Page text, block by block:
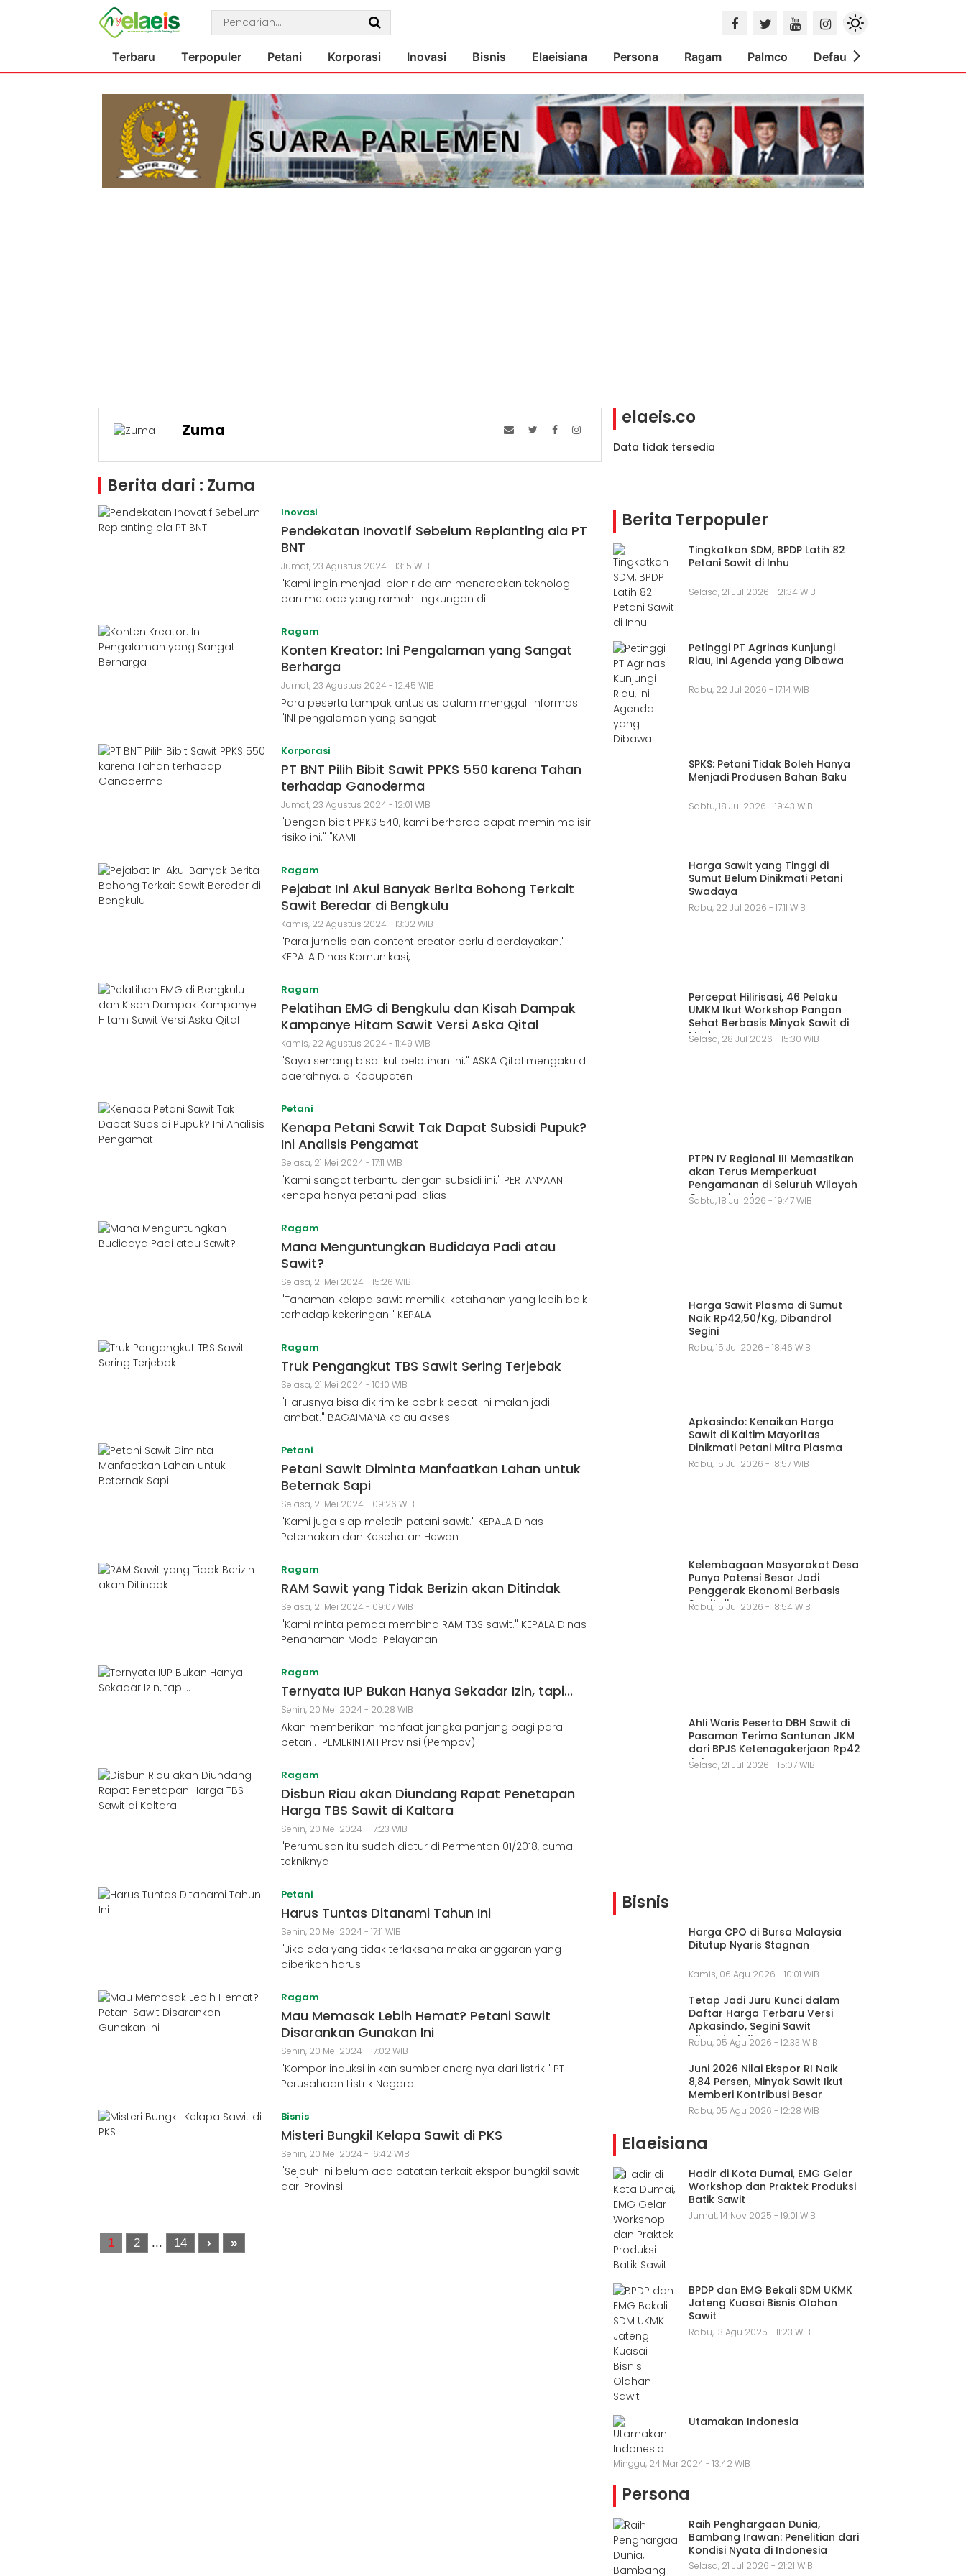
Terbaru Terpopuler Petani Korporasi Inovasi Bisnis Elaeisiana Persona Ragam Palmco Default
Zuma
Berita dari : Zuma
Inovasi
Pendekatan Inovatif Sebelum Replanting ala PT
BNT
Jumat, 23 Agustus 2024 - 13:15 WIB
"Kami ingin menjadi pionir dalam menerapkan teknologi
dan metode yang ramah lingkungan di
Ragam
Konten Kreator: Ini Pengalaman yang Sangat
Berharga
Jumat, 23 Agustus 2024 - 12:45 WIB
Para peserta tampak antusias dalam menggali informasi.
"INI pengalaman yang sangat
Korporasi
PT BNT Pilih Bibit Sawit PPKS 550 karena Tahan
terhadap Ganoderma
Jumat, 23 Agustus 2024 - 12:01 WIB
"Dengan bibit PPKS 540, kami berharap dapat meminimalisir
risiko ini." "KAMI
Ragam
Pejabat Ini Akui Banyak Berita Bohong Terkait
Sawit Beredar di Bengkulu
Kamis, 22 Agustus 2024 - 13:02 WIB
"Para jurnalis dan content creator perlu diberdayakan."
KEPALA Dinas Komunikasi,
Ragam
Pelatihan EMG di Bengkulu dan Kisah Dampak
Kampanye Hitam Sawit Versi Aska Qital
Kamis, 22 Agustus 2024 - 11:49 WIB
"Saya senang bisa ikut pelatihan ini." ASKA Qital mengaku di
daerahnya, di Kabupaten
Petani
Kenapa Petani Sawit Tak Dapat Subsidi Pupuk?
Ini Analisis Pengamat
Selasa, 21 Mei 2024 - 17:11 WIB
"Kami sangat terbantu dengan subsidi ini." PERTANYAAN
kenapa hanya petani padi alias
Ragam
Mana Menguntungkan Budidaya Padi atau
Sawit?
Selasa, 21 Mei 2024 - 15:26 WIB
"Tanaman kelapa sawit memiliki ketahanan yang lebih baik
terhadap kekeringan." KEPALA
Ragam
Truk Pengangkut TBS Sawit Sering Terjebak
Selasa, 21 Mei 2024 - 10:10 WIB
"Harusnya bisa dikirim ke pabrik cepat ini malah jadi
lambat." BAGAIMANA kalau akses
Petani
Petani Sawit Diminta Manfaatkan Lahan untuk
Beternak Sapi
Selasa, 21 Mei 2024 - 09:26 WIB
"Kami juga siap melatih patani sawit." KEPALA Dinas
Peternakan dan Kesehatan Hewan
Ragam
RAM Sawit yang Tidak Berizin akan Ditindak
Selasa, 21 Mei 2024 - 09:07 WIB
"Kami minta pemda membina RAM TBS sawit." KEPALA Dinas
Penanaman Modal Pelayanan
Ragam
Ternyata IUP Bukan Hanya Sekadar Izin, tapi...
Senin, 20 Mei 2024 - 20:28 WIB
Akan memberikan manfaat jangka panjang bagi para
petani. PEMERINTAH Provinsi (Pempov)
Ragam
Disbun Riau akan Diundang Rapat Penetapan
Harga TBS Sawit di Kaltara
Senin, 20 Mei 2024 - 17:23 WIB
"Perumusan itu sudah diatur di Permentan 01/2018, cuma
tekniknya
Petani
Harus Tuntas Ditanami Tahun Ini
Senin, 20 Mei 2024 - 17:11 WIB
"Jika ada yang tidak terlaksana maka anggaran yang
diberikan harus
Ragam
Mau Memasak Lebih Hemat? Petani Sawit
Disarankan Gunakan Ini
Senin, 20 Mei 2024 - 17:02 WIB
"Kompor induksi inikan sumber energinya dari listrik." PT
Perusahaan Listrik Negara
Bisnis
Misteri Bungkil Kelapa Sawit di PKS
Senin, 20 Mei 2024 - 16:42 WIB
"Sejauh ini belum ada catatan terkait ekspor bungkil sawit
dari Provinsi
1 2 ... 14 › »
elaeis.co
Data tidak tersedia
-
Berita Terpopuler
Tingkatkan SDM, BPDP Latih 82
Petani Sawit di Inhu
Selasa, 21 Jul 2026 - 21:34 WIB
Petinggi PT Agrinas Kunjungi
Riau, Ini Agenda yang Dibawa
Rabu, 22 Jul 2026 - 17:14 WIB
SPKS: Petani Tidak Boleh Hanya
Menjadi Produsen Bahan Baku
Sabtu, 18 Jul 2026 - 19:43 WIB
Harga Sawit yang Tinggi di
Sumut Belum Dinikmati Petani
Swadaya
Rabu, 22 Jul 2026 - 17:11 WIB
Percepat Hilirisasi, 46 Pelaku
UMKM Ikut Workshop Pangan
Sehat Berbasis Minyak Sawit di
Medan
Selasa, 28 Jul 2026 - 15:30 WIB
PTPN IV Regional III Memastikan
akan Terus Memperkuat
Pengamanan di Seluruh Wilayah
Operasional
Sabtu, 18 Jul 2026 - 19:47 WIB
Harga Sawit Plasma di Sumut
Naik Rp42,50/Kg, Dibandrol
Segini
Rabu, 15 Jul 2026 - 18:46 WIB
Apkasindo: Kenaikan Harga
Sawit di Kaltim Mayoritas
Dinikmati Petani Mitra Plasma
Rabu, 15 Jul 2026 - 18:57 WIB
Kelembagaan Masyarakat Desa
Punya Potensi Besar Jadi
Penggerak Ekonomi Berbasis
Sawit di
Rabu, 15 Jul 2026 - 18:54 WIB
Ahli Waris Peserta DBH Sawit di
Pasaman Terima Santunan JKM
dari BPJS Ketenagakerjaan Rp42
Juta
Selasa, 21 Jul 2026 - 15:07 WIB
Bisnis
Harga CPO di Bursa Malaysia
Ditutup Nyaris Stagnan
Kamis, 06 Agu 2026 - 10:01 WIB
Tetap Jadi Juru Kunci dalam
Daftar Harga Terbaru Versi
Apkasindo, Segini Sawit
Dibandrol di Banten
Rabu, 05 Agu 2026 - 12:33 WIB
Juni 2026 Nilai Ekspor RI Naik
8,84 Persen, Minyak Sawit Ikut
Memberi Kontribusi Besar
Rabu, 05 Agu 2026 - 12:28 WIB
Elaeisiana
Hadir di Kota Dumai, EMG Gelar
Workshop dan Praktek Produksi
Batik Sawit
Jumat, 14 Nov 2025 - 19:01 WIB
BPDP dan EMG Bekali SDM UKMK
Jateng Kuasai Bisnis Olahan
Sawit
Rabu, 13 Agu 2025 - 11:23 WIB
Utamakan Indonesia
Minggu, 24 Mar 2024 - 13:42 WIB
Persona
Raih Penghargaan Dunia,
Bambang Irawan: Penelitian dari
Kondisi Nyata di Indonesia
Mampu Memberikan Solusi
Selasa, 21 Jul 2026 - 21:21 WIB